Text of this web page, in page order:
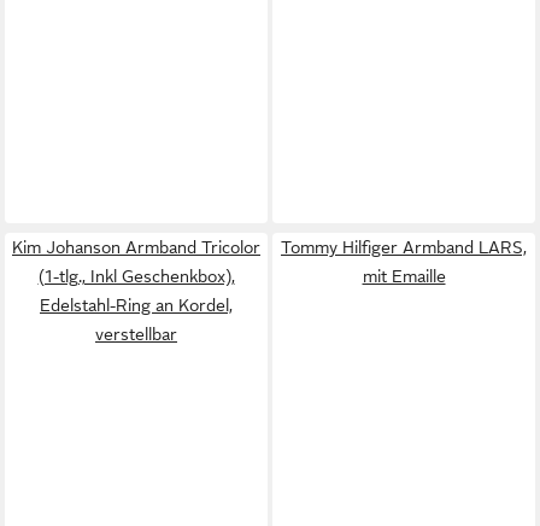
Kim Johanson Armband Tricolor
(1-tlg., Inkl Geschenkbox),
Edelstahl-Ring an Kordel,
verstellbar
Tommy Hilfiger Armband LARS,
mit Emaille